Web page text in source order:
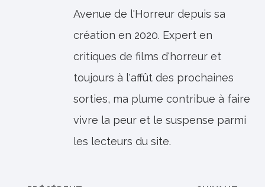
Avenue de l'Horreur depuis sa
création en 2020. Expert en
critiques de films d'horreur et
toujours à l'affût des prochaines
sorties, ma plume contribue à faire
vivre la peur et le suspense parmi
les lecteurs du site.